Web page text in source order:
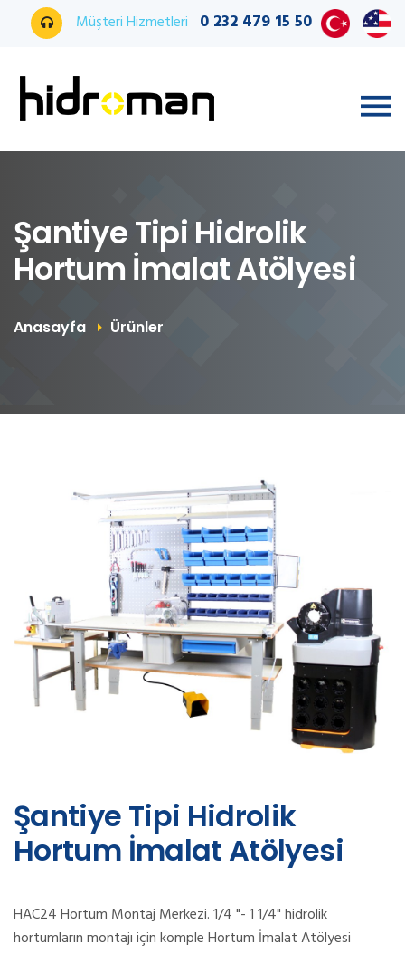
Müşteri Hizmetleri 0 232 479 15 50
Şantiye Tipi Hidrolik
Hortum İmalat Atölyesi
Anasayfa Ürünler
Şantiye Tipi Hidrolik
Hortum İmalat Atölyesi
HAC24 Hortum Montaj Merkezi. 1/4 "- 1 1/4" hidrolik
hortumların montajı için komple Hortum İmalat Atölyesi